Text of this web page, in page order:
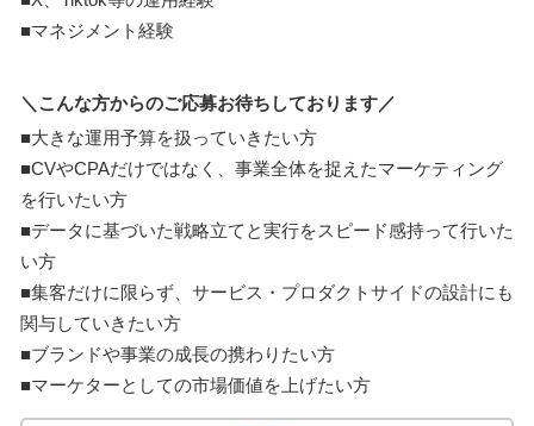
■マネジメント経験
＼こんな方からのご応募お待ちしております／
■大きな運用予算を扱っていきたい方
■CVやCPAだけではなく、事業全体を捉えたマーケティング
を行いたい方
■データに基づいた戦略立てと実行をスピード感持って行いた
い方
■集客だけに限らず、サービス・プロダクトサイドの設計にも
関与していきたい方
■ブランドや事業の成長の携わりたい方
■マーケターとしての市場価値を上げたい方